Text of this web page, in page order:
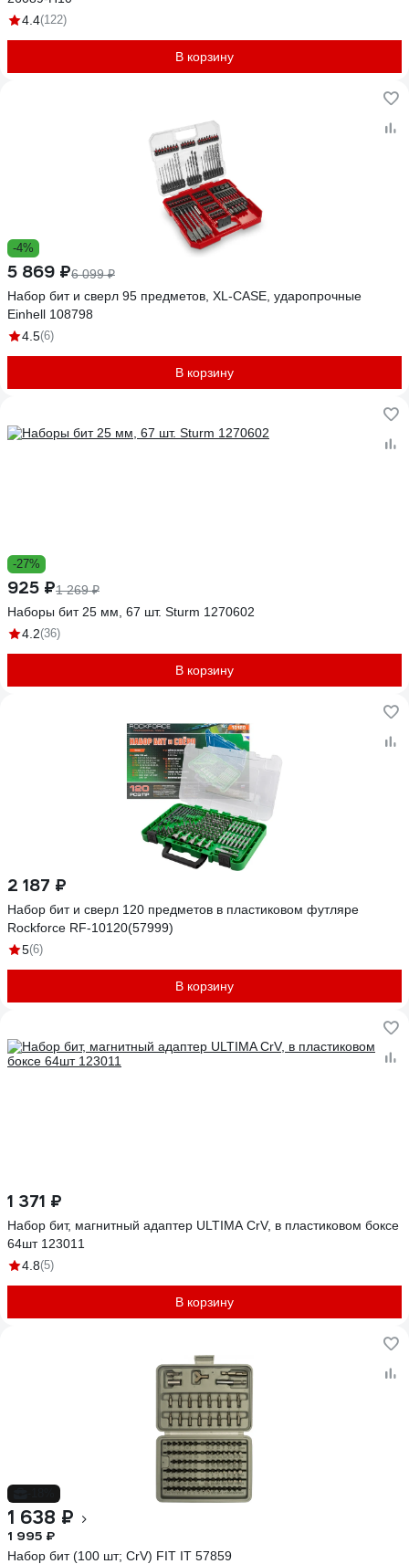
4.4(122)
В корзину
-4%
5 869 ₽6 099 ₽
Набор бит и сверл 95 предметов, XL-CASE, ударопрочные
Einhell 108798
4.5(6)
В корзину
-27%
925 ₽1 269 ₽
Наборы бит 25 мм, 67 шт. Sturm 1270602
4.2(36)
В корзину
2 187 ₽
Набор бит и сверл 120 предметов в пластиковом футляре
Rockforce RF-10120(57999)
5(6)
В корзину
1 371 ₽
Набор бит, магнитный адаптер ULTIMA CrV, в пластиковом боксе
64шт 123011
4.8(5)
В корзину
1 638 ₽
1 995 ₽
Набор бит (100 шт; CrV) FIT IT 57859